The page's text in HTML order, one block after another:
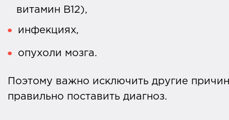
витамин В12),
инфекциях,
опухоли мозга.
Поэтому важно исключить другие
правильно поставить диагноз.